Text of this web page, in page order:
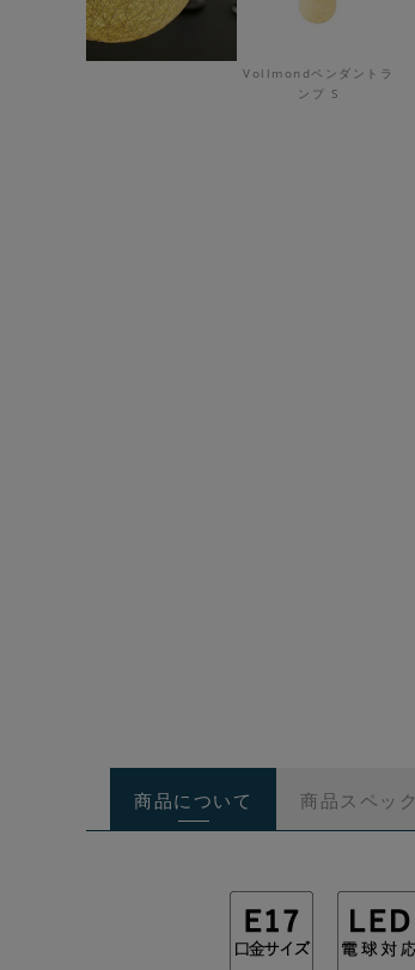
Vollmondペンダントラ
ンプ S
商品について 商品スペック